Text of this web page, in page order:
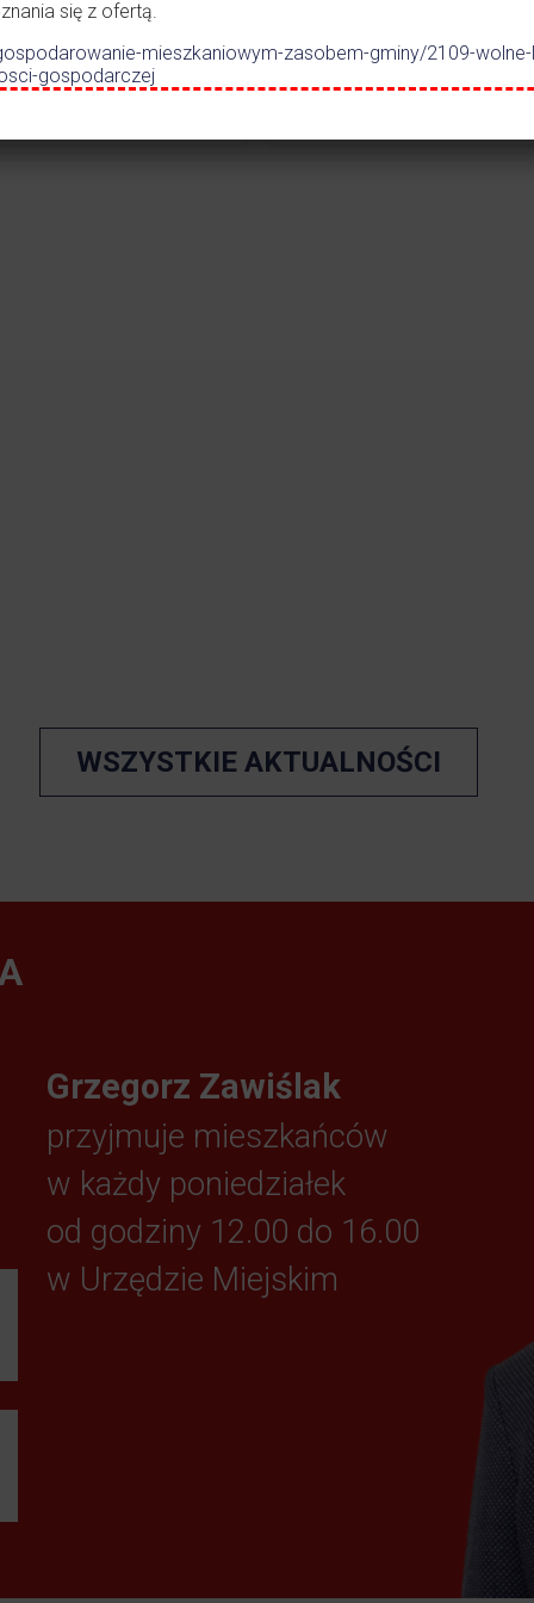
w
WSZYSTKIE AKTUALNOŚCI
Grzegorz Zawiślak
przyjmuje mieszkańców
w każdy poniedziałek
od godziny 12.00 do 16.00
w Urzędzie Miejskim
się z ofertą.
mieszkaniowym-zasobem-gminy/2109-
gospodarczej